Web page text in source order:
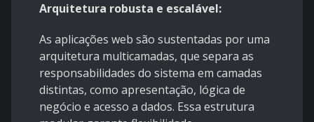
Arquitetura robusta e escalável:
As aplicações web são sustentadas por uma
arquitetura multicamadas, que separa as
responsabilidades do sistema em camadas
distintas, como apresentação, lógica de
negócio e acesso a dados. Essa estrutura